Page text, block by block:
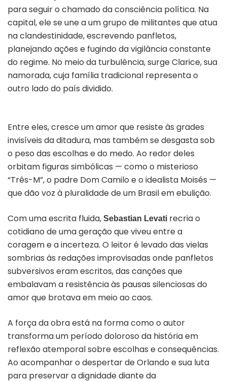
para seguir o chamado da consciência política. Na
capital, ele se une a um grupo de militantes que atua
na clandestinidade, escrevendo panfletos,
planejando ações e fugindo da vigilância constante
do regime. No meio da turbulência, surgeClarice, sua
namorada, cuja família tradicional representa o
outro lado do país dividido.
Entre eles, cresce um amor que resiste às grades
invisíveis da ditadura, mas também se desgasta sob
o peso das escolhas e do medo. Ao redor deles
orbitam figuras simbólicas — como o misterioso
“Três-M”, o padre Dom Camilo e o idealista Moisés —
que dão voz à pluralidade de um Brasil em ebulição.
Com uma escrita fluida, Sebastian Levati recria o
cotidiano de uma geração que viveu entre a
coragem e a incerteza. O leitor é levado das vielas
sombrias às redações improvisadas onde panfletos
subversivos eram escritos, das canções que
embalavam a resistência às pausas silenciosas do
amor que brotava em meio ao caos.
A força da obra está na forma como o autor
transforma um período doloroso da história em
reflexão atemporal sobre escolhas e consequências.
Ao acompanhar o despertar de Orlando e sua luta
para preservar a dignidade diante da